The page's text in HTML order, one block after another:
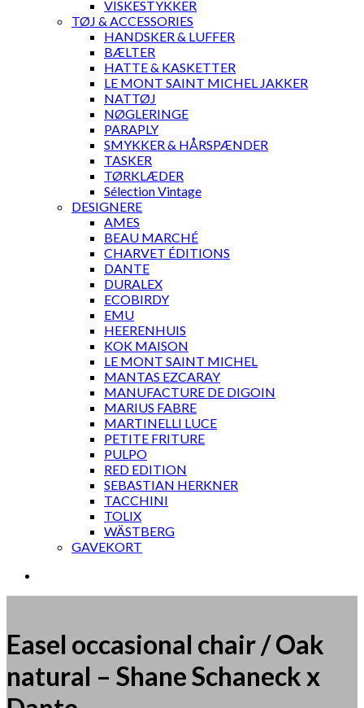
VISKESTYKKER
TØJ & ACCESSORIES
HANDSKER & LUFFER
BÆLTER
HATTE & KASKETTER
LE MONT SAINT MICHEL JAKKER
NATTØJ
NØGLERINGE
PARAPLY
SMYKKER & HÅRSPÆNDER
TASKER
TØRKLÆDER
Sélection Vintage
DESIGNERE
AMES
BEAU MARCHÉ
CHARVET ÉDITIONS
DANTE
DURALEX
ECOBIRDY
EMU
HEERENHUIS
KOK MAISON
LE MONT SAINT MICHEL
MANTAS EZCARAY
MANUFACTURE DE DIGOIN
MARIUS FABRE
MARTINELLI LUCE
PETITE FRITURE
PULPO
RED EDITION
SEBASTIAN HERKNER
TACCHINI
TOLIX
WÄSTBERG
GAVEKORT
Easel occasional chair / Oak
natural – Shane Schaneck x